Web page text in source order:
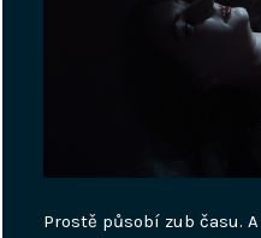
Prostě působí zub času.